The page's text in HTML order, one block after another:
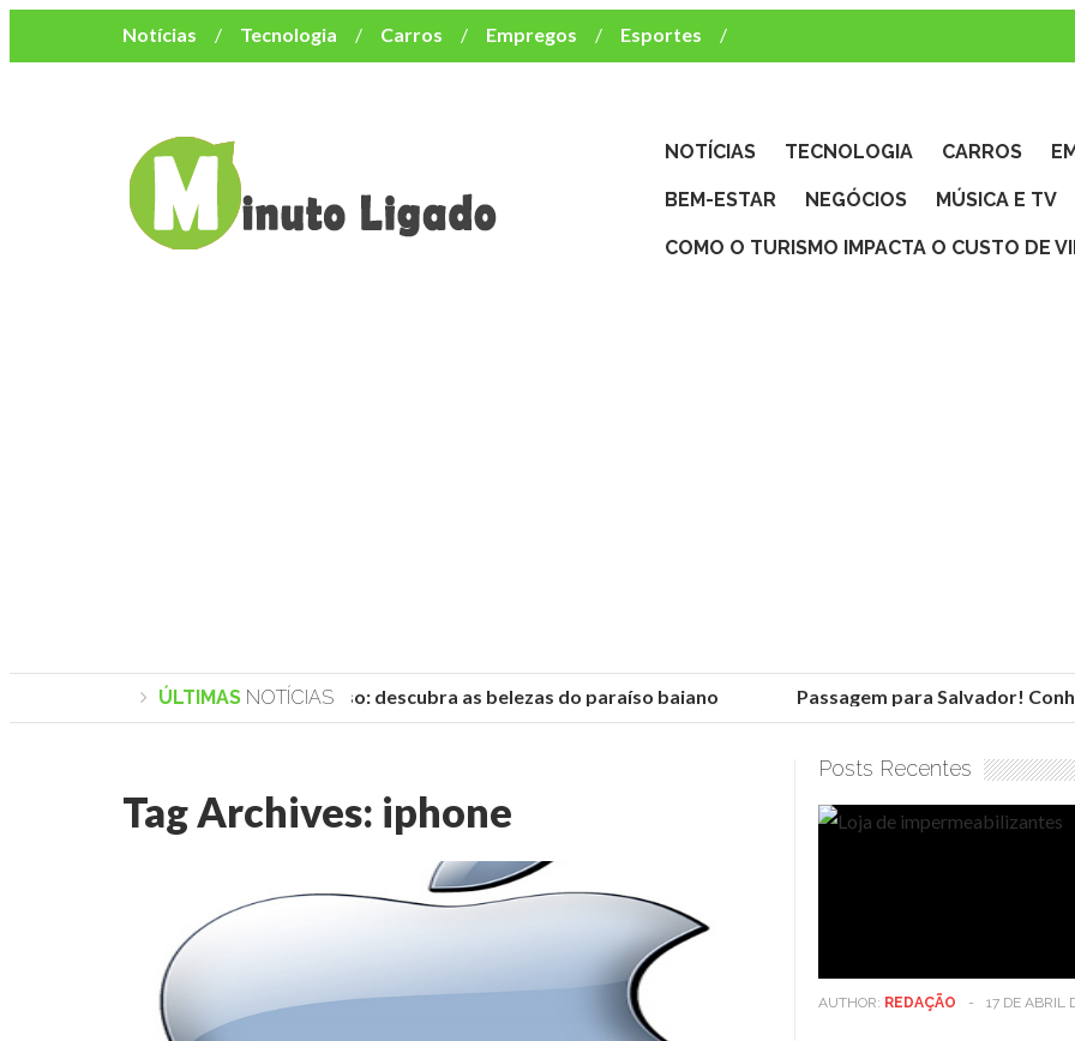
Notícias Tecnologia Carros Empregos
Esportes
Mulher
Bem-Estar Negócios
Música e TV
NOTÍCIAS TECNOLOGIA CARROS
BEM-ESTAR NEGÓCIOS MÚSICA E TV
COMO O TURISMO IMPACTA O CUSTO DE
ÚLTIMAS NOTÍCIAS
Praias de Trancoso: descubra as belezas do paraíso baiano Passagem para Salvador!
Tag Archives: iphone
Posts Recentes
AUTHOR: REDAÇÃO - 17 DE ABRIL